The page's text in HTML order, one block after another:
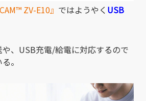
™ ZV-E10』 ではようやく USB
、USB充電/給電に対応するので
。